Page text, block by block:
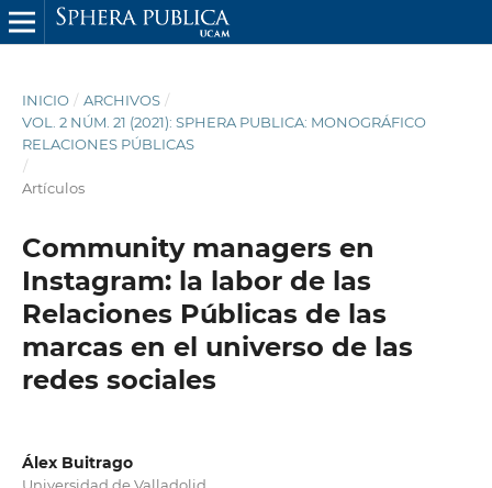
INICIO / ARCHIVOS /
VOL. 2 NÚM. 21 (2021): SPHERA PUBLICA: MONOGRÁFICO
RELACIONES PÚBLICAS
/
Artículos
Community managers en
Instagram: la labor de las
Relaciones Públicas de las
marcas en el universo de las
redes sociales
Álex Buitrago